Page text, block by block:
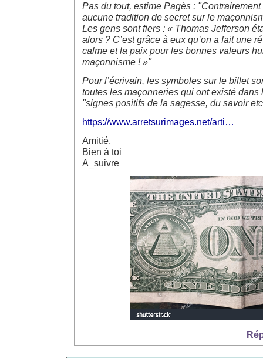
Pas du tout, estime Pagès : "Contrairement
aucune tradition de secret sur le
Les gens sont fiers : « Thomas Jefferson
alors ? C’est grâce à eux qu’on a fait une
calme et la paix pour les bonnes valeurs
maçonnisme ! »"
Pour l’écrivain, les symboles sur le billet
toutes les maçonneries qui ont existé dans
"signes positifs de la sagesse, du savoir
https://www.arretsurimages.net/arti…
Amitié,
Bien à toi
A_suivre